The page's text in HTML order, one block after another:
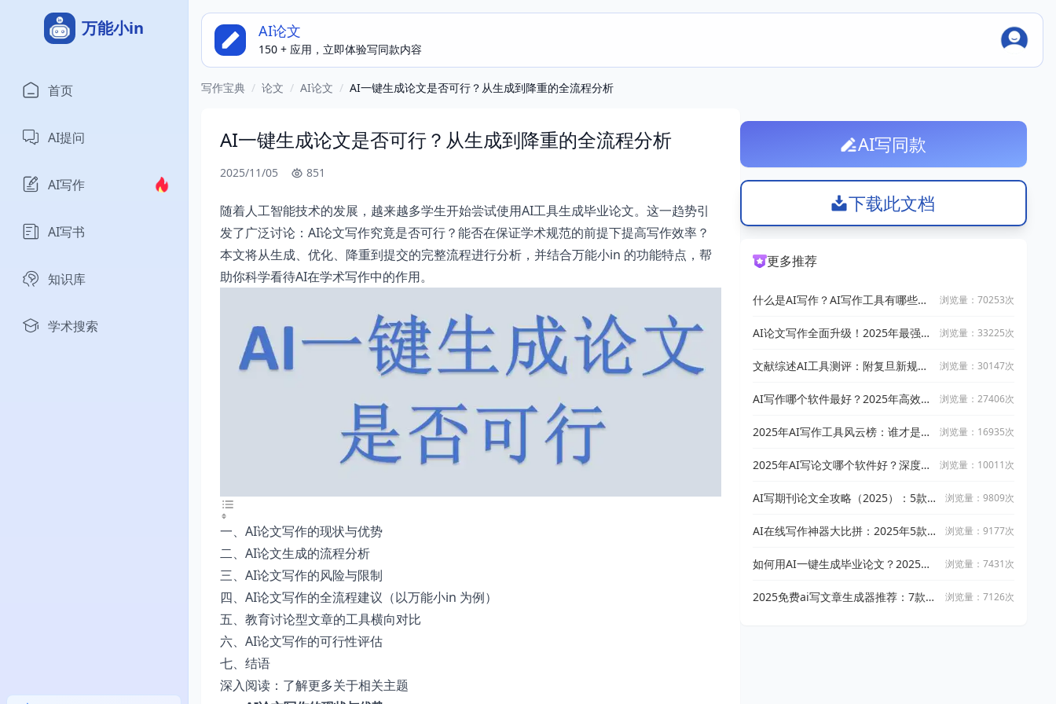
万能小in
首页
AI提问
AI写作
AI写书
知识库
学术搜索
AI论文
150 + 应用，立即体验写同款内容
写作宝典 / 论文 / AI论文 / AI一键生成论文是否可行？从生成到降重的全流程分析
AI一键生成论文是否可行？从生成到降重的全流程分析
2025/11/05 851
随着人工智能技术的发展，越来越多学生开始尝试使用AI工具生成毕业论文。这一趋势引
发了广泛讨论：AI论文写作究竟是否可行？能否在保证学术规范的前提下提高写作效率？
本文将从生成、优化、降重到提交的完整流程进行分析，并结合万能小in 的功能特点，帮
助你科学看待AI在学术写作中的作用。
一、AI论文写作的现状与优势
二、AI论文生成的流程分析
三、AI论文写作的风险与限制
四、AI论文写作的全流程建议（以万能小in 为例）
五、教育讨论型文章的工具横向对比
六、AI论文写作的可行性评估
七、结语
深入阅读：了解更多关于相关主题
AI写同款
下载此文档
更多推荐
什么是AI写作？AI写作工具有哪些？
浏览量：70253次
AI论文写作全面升级！2025年最强写
稿
浏览量：33225次
文献综述AI工具测评：附复旦新规下
浏览量：30147次
AI写作哪个软件最好？2025年高效智
浏览量：27406次
2025年AI写作工具风云榜：谁才是真
浏览量：16935次
2025年AI写论文哪个软件好？深度测
浏览量：10011次
AI写期刊论文全攻略（2025）：5款高
浏览量：9809次
AI在线写作神器大比拼：2025年5款顶
浏览量：9177次
如何用AI一键生成毕业论文？2025最
浏览量：7431次
2025免费ai写文章生成器推荐：7款AI
浏览量：7126次